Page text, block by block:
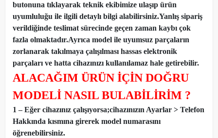
butonuna tıklayarak teknik ekibimize ulaşıp ürün
uyumluluğu ile ilgili detaylı bilgi alabilirsiniz.Yanlış sipariş
verildiğinde teslimat sürecinde geçen zaman kaybı çok
fazla olmaktadır.Ayrıca model ile uyumsuz parçaların
zorlanarak takılmaya çalışılması hassas elektronik
parçaları ve hatta cihazınızı kullanılamaz hale getirebilir.
ALACAĞIM ÜRÜN İÇİN DOĞRU
MODELİ NASIL BULABİLİRİM ?
1 – Eğer cihazınız çalışıyorsa;cihazınızın Ayarlar > Telefon
Hakkında kısmına girerek model numarasını
öğrenebilirsiniz.